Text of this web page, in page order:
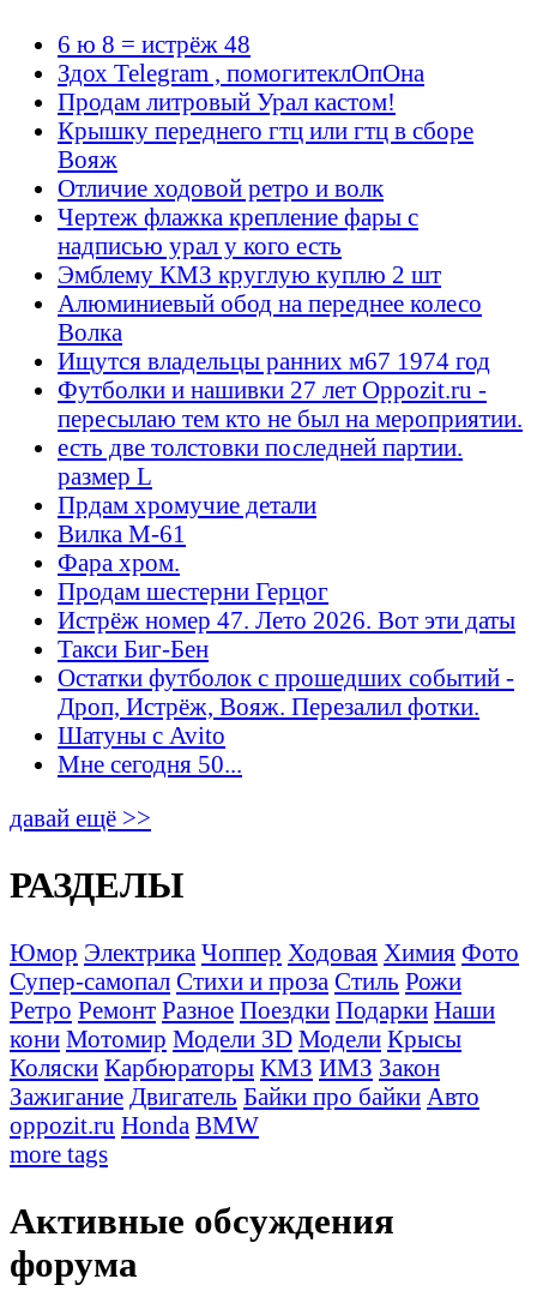
6 ю 8 = истрёж 48
Здох Telegram , помогитеклОпОна
Продам литровый Урал кастом!
Крышку переднего гтц или гтц в сборе
Вояж
Отличие ходовой ретро и волк
Чертеж флажка крепление фары с
надписью урал у кого есть
Эмблему КМЗ круглую куплю 2 шт
Алюминиевый обод на переднее колесо
Волка
Ищутся владельцы ранних м67 1974 год
Футболки и нашивки 27 лет Oppozit.ru -
пересылаю тем кто не был на мероприятии.
есть две толстовки последней партии.
размер L
Прдам хромучие детали
Вилка М-61
Фара хром.
Продам шестерни Герцог
Истрёж номер 47. Лето 2026. Вот эти даты
Такси Биг-Бен
Остатки футболок с прошедших событий -
Дроп, Истрёж, Вояж. Перезалил фотки.
Шатуны с Avito
Мне сегодня 50...
давай ещё >>
РАЗДЕЛЫ
Юмор Электрика Чоппер Ходовая Химия Фото
Супер-самопал Стихи и проза Стиль Рожи
Ретро Ремонт Разное Поездки Подарки Наши
кони Мотомир Модели 3D Модели Крысы
Коляски Карбюраторы КМЗ ИМЗ Закон
Зажигание Двигатель Байки про байки Авто
oppozit.ru Honda BMW
more tags
Активные обсуждения
форума